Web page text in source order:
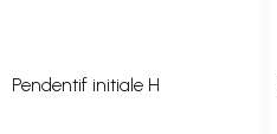
Pendentif initiale H